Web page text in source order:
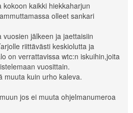
kaikki hiekkaharjun
olleet sankari
jälkeen ja jaettaisiin
riittävästi keskiolutta ja
on verrattavissa wtc:n iskuihin,joita
vuosittain.
muuta kuin urho kaleva.
jos ei muuta ohjelmanumeroa